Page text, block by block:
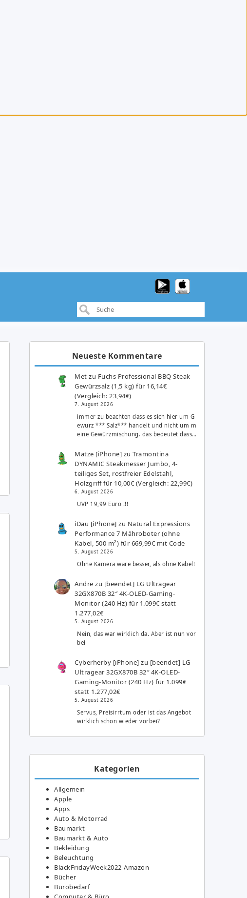
Neueste Kommentare
Met zu Fuchs Professional BBQ Steak
Gewürzsalz (1,5 kg) für 16,14€
(Vergleich: 23,94€)
7. August 2026
immer zu beachten dass es sich hier um G
ewürz *** Salz*** handelt und nicht um m
eine Gewürzmischung. das bedeutet dass…
Matze [iPhone] zuTramontina
DYNAMIC Steakmesser Jumbo, 4-
teiliges Set, rostfreier Edelstahl,
Holzgriff für 10,00€ (Vergleich: 22,99€)
6. August 2026
UVP 19,99 Euro !!!
iDau [iPhone] zu Natural Expressions
Performance 7 Mähroboter (ohne
Kabel, 500 m²) für 669,99€ mit Code
5. August 2026
Ohne Kamera wäre besser, als ohne Kabel!
Andre zu [beendet] LG Ultragear
32GX870B 32″ 4K-OLED-Gaming-
Monitor (240 Hz) für 1.099€ statt
1.277,02€
5. August 2026
Nein, das war wirklich da. Aber ist nun vor
bei
Cyberherby [iPhone] zu [beendet] LG
Ultragear 32GX870B 32″ 4K-OLED-
Gaming-Monitor (240 Hz) für 1.099€
statt 1.277,02€
5. August 2026
Servus, Preisirrtum oder ist das Angebot
wirklich schon wieder vorbei?
Kategorien
Allgemein
Apple
Apps
Auto & Motorrad
Baumarkt
Baumarkt & Auto
Bekleidung
Beleuchtung
BlackFridayWeek2022-Amazon
Bücher
Bürobedarf